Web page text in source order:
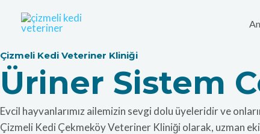
Çizmeli Kedi Veteriner Kliniği
Üriner Sistem
Evcil hayvanlarımız ailemizin sevgi dolu üyeleridir ve
Çizmeli Kedi Çekmeköy Veteriner Kliniği olarak, uzman